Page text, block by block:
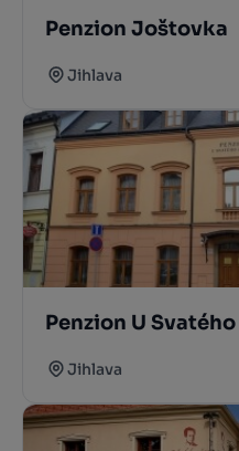
Penzion Joštovka
Jihlava
Penzion U
Jihlava